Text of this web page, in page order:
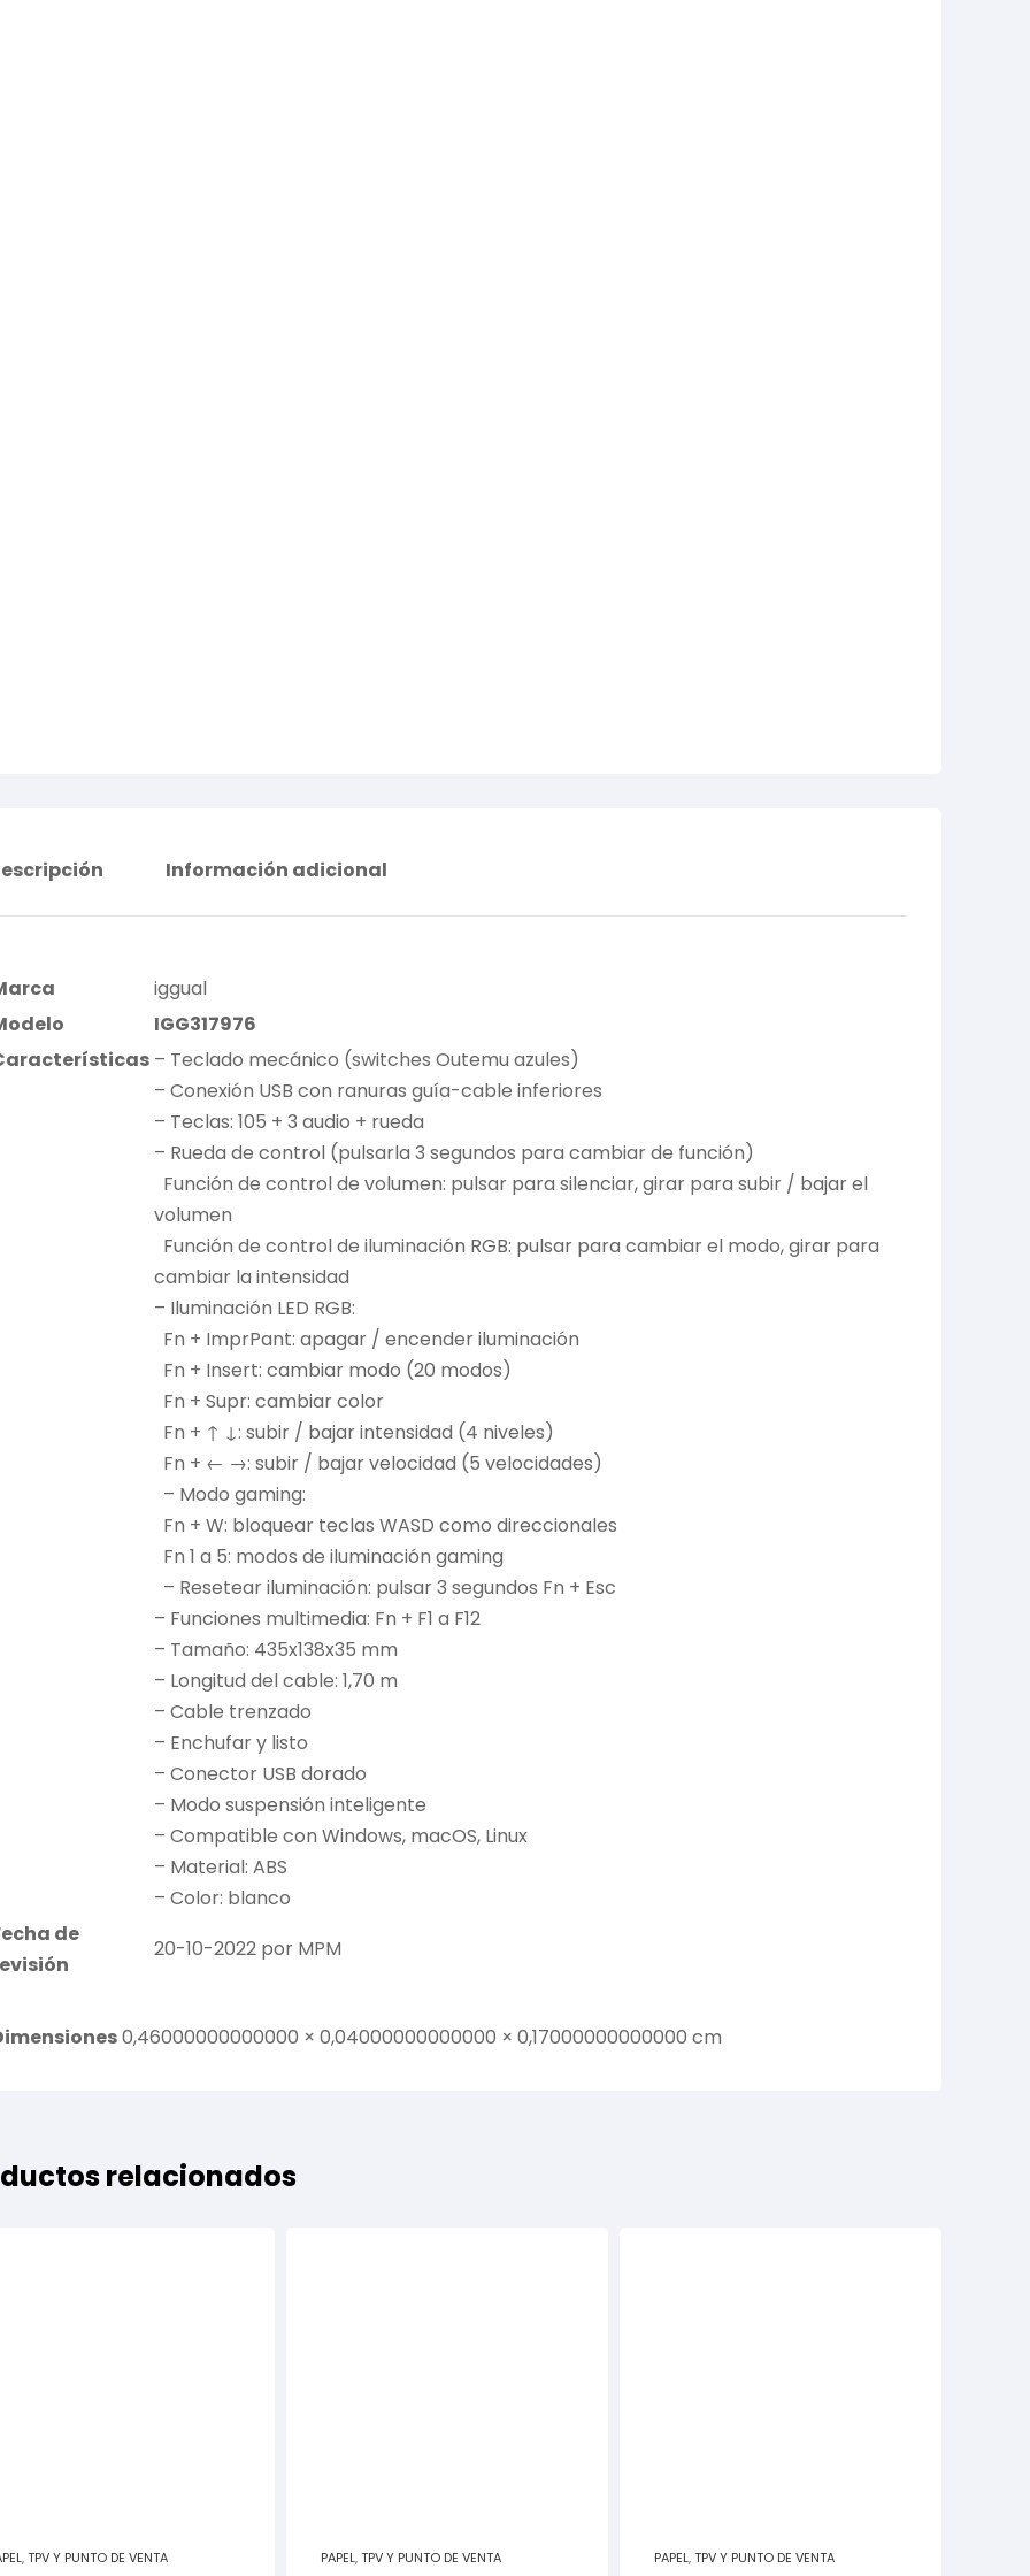
Información adicional
iggual
IGG317976
– Teclado mecánico (switches Outemu azules)
– Conexión USB con ranuras guía-cable inferiores
– Teclas: 105 + 3 audio + rueda
– Rueda de control (pulsarla 3 segundos para cambiar de función)
Función de control de volumen: pulsar para silenciar, girar para subir / bajar el
volumen
Función de control de iluminación RGB: pulsar para cambiar el modo, girar para
cambiar la intensidad
– Iluminación LED RGB:
Fn + ImprPant: apagar / encender iluminación
Fn + Insert: cambiar modo (20 modos)
Fn + Supr: cambiar color
Fn + ↑ ↓: subir / bajar intensidad (4 niveles)
Fn + ← →: subir / bajar velocidad (5 velocidades)
– Modo gaming:
Fn + W: bloquear teclas WASD como direccionales
Fn 1 a 5: modos de iluminación gaming
– Resetear iluminación: pulsar 3 segundos Fn + Esc
– Funciones multimedia: Fn + F1 a F12
– Tamaño: 435x138x35 mm
– Longitud del cable: 1,70 m
– Cable trenzado
– Enchufar y listo
– Conector USB dorado
– Modo suspensión inteligente
– Compatible con Windows, macOS, Linux
– Material: ABS
– Color: blanco
de
20-10-2022 por MPM
0,46000000000000 × 0,04000000000000 × 0,17000000000000 cm
relacionados
,TPV Y PUNTO DE VENTA PAPEL,TPV Y PUNTO DE VENTA PAPEL,TPV Y PUNTO DE VENTA